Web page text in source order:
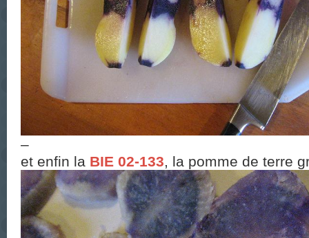
–
et enfin la BIE 02-133, la pomme de terre